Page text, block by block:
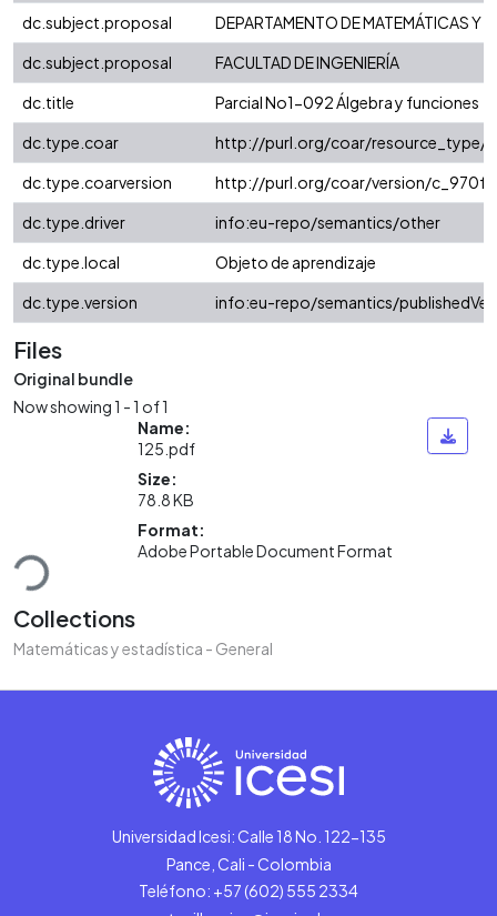
dc.subject.proposal
DEPARTAMENTO DE MATEMÁTICAS Y
dc.subject.proposal
FACULTAD DE INGENIERÍA
dc.title
Parcial No1-092 Álgebra y funciones
dc.type.coar
http://purl.org/coar/resource_type/
dc.type.coarversion
http://purl.org/coar/version/
dc.type.driver
info:eu-repo/semantics/other
dc.type.local
Objeto de aprendizaje
dc.type.version
info:eu-repo/semantics/
Files
Original bundle
Now showing1 - 1 of 1
Name:
125.pdf
Size:
78.8 KB
Format:
Adobe Portable Document Format
Collections
Matemáticas y estadística - General
Universidad Icesi: Calle 18 No. 122-135
Pance, Cali - Colombia
Teléfono: +57 (602) 555 2334